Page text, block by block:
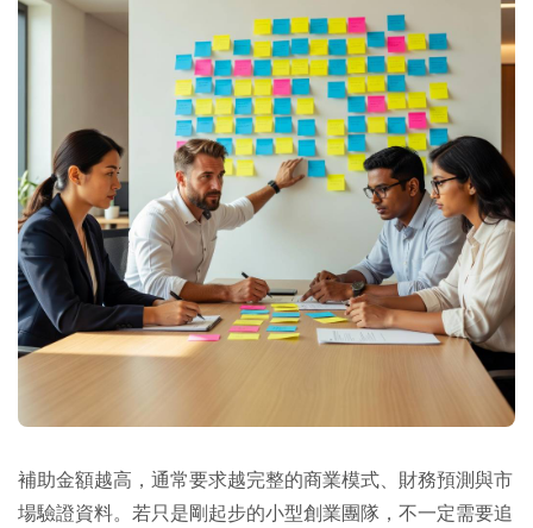
補助金額越高，通常要求越完整的商業模式、財務預測與市
場驗證資料。若只是剛起步的小型創業團隊，不一定需要追